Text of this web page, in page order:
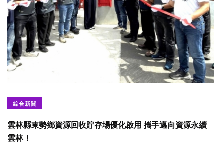
綜合新聞
雲林縣東勢鄉資源回收貯存場優化啟用 攜手邁向資源永續
雲林！